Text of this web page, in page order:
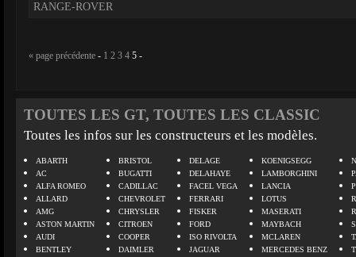
RANGE-ROVER
« page précédente - 1 2 3 4 5 -
TOUTES LES GT, TOUTES LES CLASSIC
Toutes les infos sur les constructeurs et les modèles.
ABARTH
AC
ALFA ROMEO
ALLARD
AMG
ASTON MARTIN
AUDI
BENTLEY
BRISTOL
BUGATTI
CADILLAC
CHEVROLET
CHRYSLER
CITROEN
COOPER
DAIMLER
DELAGE
DELAHAYE
FACEL VEGA
FERRARI
FISKER
FORD
ISO RIVOLTA
JAGUAR
KOENIGSEGG
LAMBORGHINI
LANCIA
LOTUS
MASERATI
MAYBACH
MCLAREN
MERCEDES BENZ